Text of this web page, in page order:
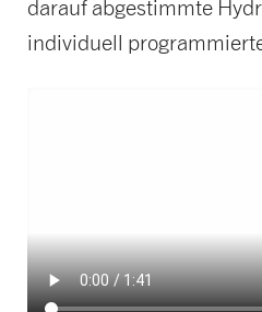
darauf abgestimmte
individuell